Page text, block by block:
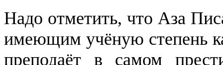
Надо отметить, что Аза
имеющим учёную степень
преподаёт в самом